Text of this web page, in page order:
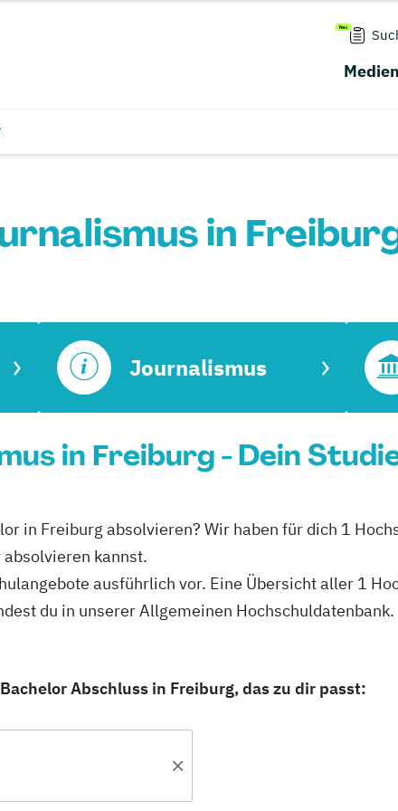
in
Journalismus
in Freiburg - Dein
in Freiburg absolvieren? Wir haben für dich 1
kannst.
ausführlich vor. Eine Übersicht aller 1
du in unserer Allgemeinen Hochschuldatenbank.
Abschluss in Freiburg, das zu dir passt: